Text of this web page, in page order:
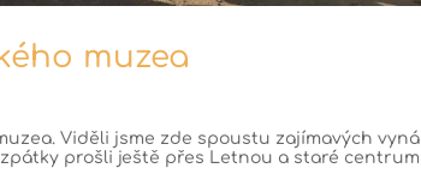
muzea
Viděli jsme zde spoustu zajímavých
prošli ještě přes Letnou a staré centrum